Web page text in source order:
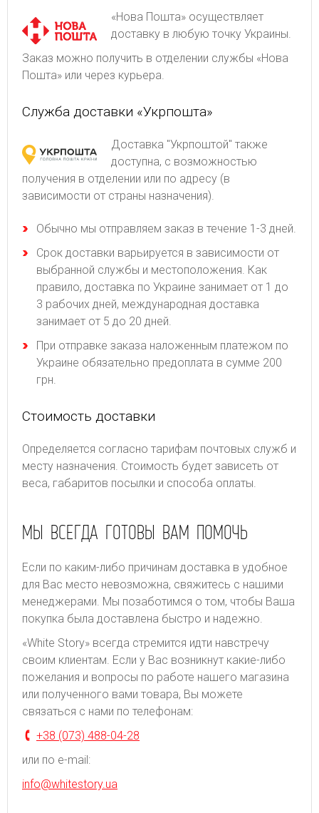
«Нова Пошта» осуществляет
доставку в любую точку Украины.
Заказ можно получить в отделении службы «Нова
Пошта» или через курьера.
Служба доставки «Укрпошта»
Доставка "Укрпоштой" также
доступна, с возможностью
получения в отделении или по адресу (в
зависимости от страны назначения).
Обычно мы отправляем заказ в течение 1-3 дней.
Срок доставки варьируется в зависимости от
выбранной службы и местоположения. Как
правило, доставка по Украине занимает от 1 до
3 рабочих дней, международная доставка
занимает от 5 до 20 дней.
При отправке заказа наложенным платежом по
Украине обязательно предоплата в сумме 200
грн.
Стоимость доставки
Определяется согласно тарифам почтовых служб и
месту назначения. Стоимость будет зависеть от
веса, габаритов посылки и способа оплаты.
МЫ ВСЕГДА ГОТОВЫ ВАМ ПОМОЧЬ
Если по каким-либо причинам доставка в удобное
для Вас место невозможна, свяжитесь с нашими
менеджерами. Мы позаботимся о том, чтобы Ваша
покупка была доставлена быстро и надежно.
«White Story» всегда стремится идти навстречу
своим клиентам. Если у Вас возникнут какие-либо
пожелания и вопросы по работе нашего магазина
или полученного вами товара, Вы можете
связаться с нами по телефонам:
+38 (073) 488-04-28
или по e-mail:
info@whitestory.ua